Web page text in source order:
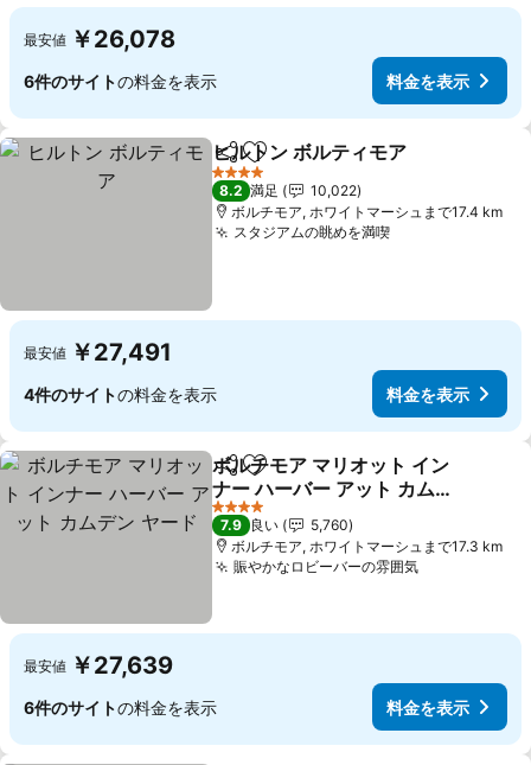
最安値 ￥26,078
6件のサイトの料金を表示 料金を表示
シェアお気に入りに追加
ヒルトン ボルティモア
4 ホテルのランク
8.2 満足
10,022
ボルチモア, ホワイトマーシュまで17.4 km
スタジアムの眺めを満喫料金を表示
最安値 ￥27,491
4件のサイトの料金を表示 料金を表示
シェアお気に入りに追加
ボルチモア マリオット イン
ナー ハーバー アット カムデ
ン ヤード
料金を表示
4 ホテルのランク
7.9 良い
5,760
ボルチモア, ホワイトマーシュまで17.3 km
賑やかなロビーバーの雰囲気料金を表示
最安値 ￥27,639
6件のサイトの料金を表示 料金を表示